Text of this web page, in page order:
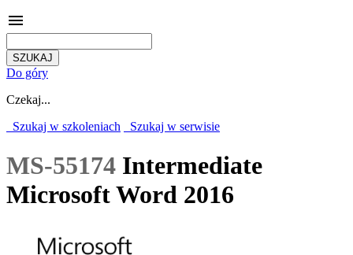
menu
Do góry
Czekaj...
Szukaj w szkoleniach
Szukaj w serwisie
MS-55174 Intermediate
Microsoft Word 2016